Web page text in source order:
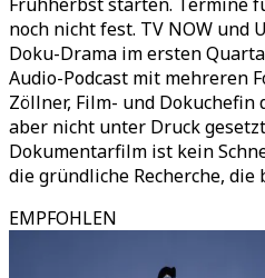
noch nicht fest. TV NOW und
Doku-Drama im ersten
Audio-Podcast mit mehreren
Zöllner, Film- und Dokuchefin
aber nicht unter Druck
Dokumentarfilm ist kein
die gründliche Recherche, die
EMPFOHLEN